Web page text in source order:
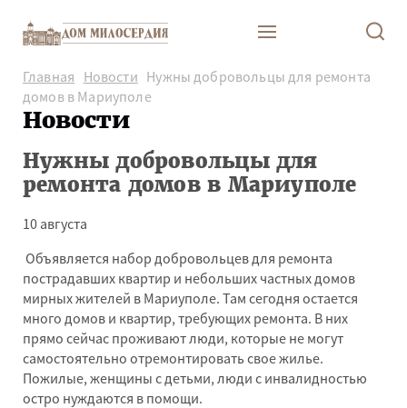
Главная Новости Нужны добровольцы для ремонта
домов в Мариуполе
Новости
Нужны добровольцы для
ремонта домов в Мариуполе
10 августа
Объявляется набор добровольцев для ремонта
пострадавших квартир и небольших частных домов
мирных жителей в Мариуполе. Там сегодня остается
много домов и квартир, требующих ремонта. В них
прямо сейчас проживают люди, которые не могут
самостоятельно отремонтировать свое жилье.
Пожилые, женщины с детьми, люди с инвалидностью
остро нуждаются в помощи.